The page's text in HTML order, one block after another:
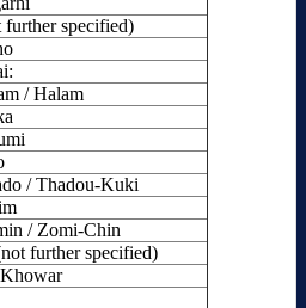
specified)
/ Halam
/ Thadou-Kuki
/ Zomi-Chin
further specified)